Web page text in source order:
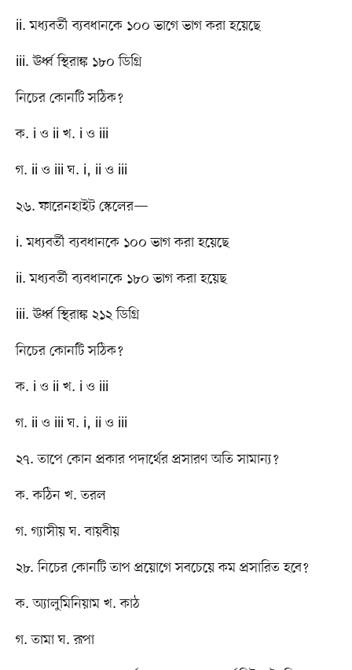
ii. মধ্যবর্তী ব্যবধানকে ১০০ ভাগে ভাগ করা হয়েছে
iii. ঊর্ধ্ব স্থিরাঙ্ক ১৮০ ডিগ্রি
নিচের কোনটি সঠিক?
ক. i ও ii খ. i ও iii
গ. ii ও iii ঘ. i, ii ও iii
২৬. ফারেনহাইট স্কেলের—
i. মধ্যবর্তী ব্যবধানকে ১০০ ভাগ করা হয়েছে
ii. মধ্যবর্তী ব্যবধানকে ১৮০ ভাগ করা হয়েছ
iii. ঊর্ধ্ব স্থিরাঙ্ক ২১২ ডিগ্রি
নিচের কোনটি সঠিক?
ক. i ও ii খ. i ও iii
গ. ii ও iii ঘ. i, ii ও iii
২৭. তাপে কোন প্রকার পদার্থের প্রসারণ অতি সামান্য?
ক. কঠিন খ. তরল
গ. গ্যাসীয় ঘ. বায়বীয়
২৮. নিচের কোনটি তাপ প্রয়োগে সবচেয়ে কম প্রসারিত হবে?
ক. অ্যালুমিনিয়াম খ. কাঠ
গ. তামা ঘ. রূপা